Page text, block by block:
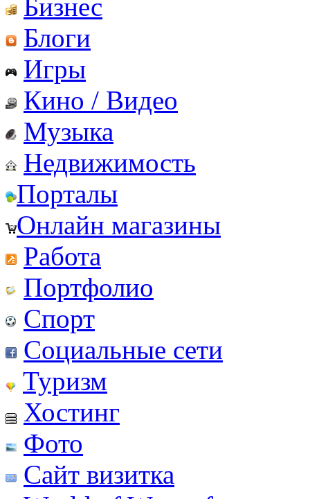
Бизнес
Блоги
Игры
Кино / Видео
Музыка
Недвижимость
Порталы
Онлайн магазины
Работа
Портфолио
Спорт
Социальные сети
Туризм
Хостинг
Фото
Сайт визитка